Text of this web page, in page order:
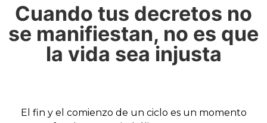
Cuando tus decretos no
se manifiestan, no es que
la vida sea injusta
El fin y el comienzo de un ciclo es un momento